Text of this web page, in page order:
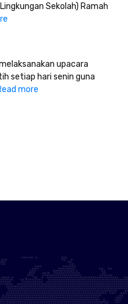
Sekolah) Ramah
upacara
setiap hari senin guna
more